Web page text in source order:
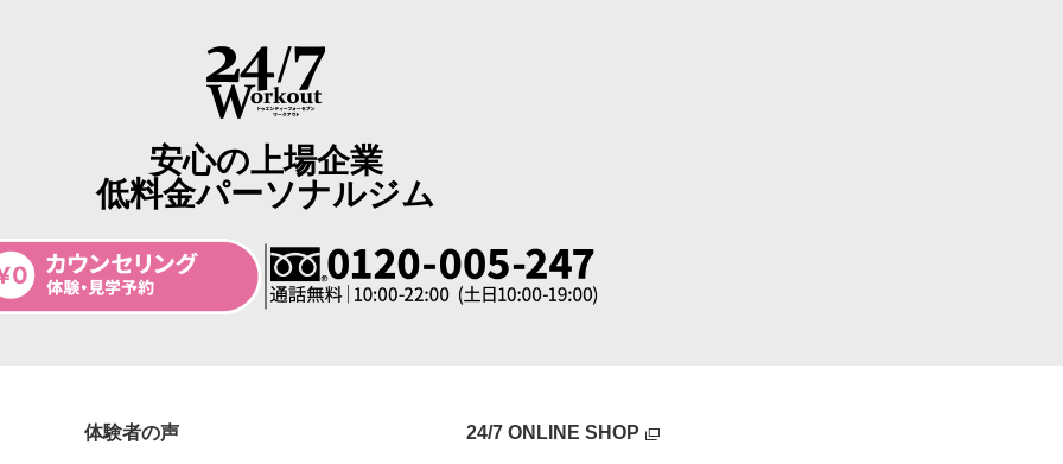
安心の上場企業
低料金パーソナルジム
体験者の声 24/7 ONLINE SHOP